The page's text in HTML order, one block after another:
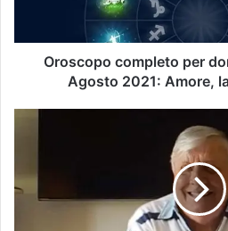
Oroscopo completo per
Agosto 2021: Amore,